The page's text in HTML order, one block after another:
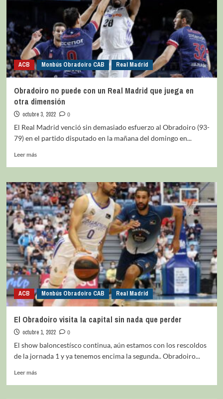
ACB Monbús Obradoiro CAB Real Madrid
Obradoiro no puede con un Real Madrid que juega en
otra dimensión
octubre 3, 2022
0
El Real Madrid venció sin demasiado esfuerzo al Obradoiro (93-
79) en el partido disputado en la mañana del domingo en...
Leer más
ACB Monbús Obradoiro CAB Real Madrid
El Obradoiro visita la capital sin nada que perder
octubre 1, 2022
0
El show baloncestísco continua, aún estamos con los rescoldos
de la jornada 1 y ya tenemos encima la segunda.. Obradoiro...
Leer más